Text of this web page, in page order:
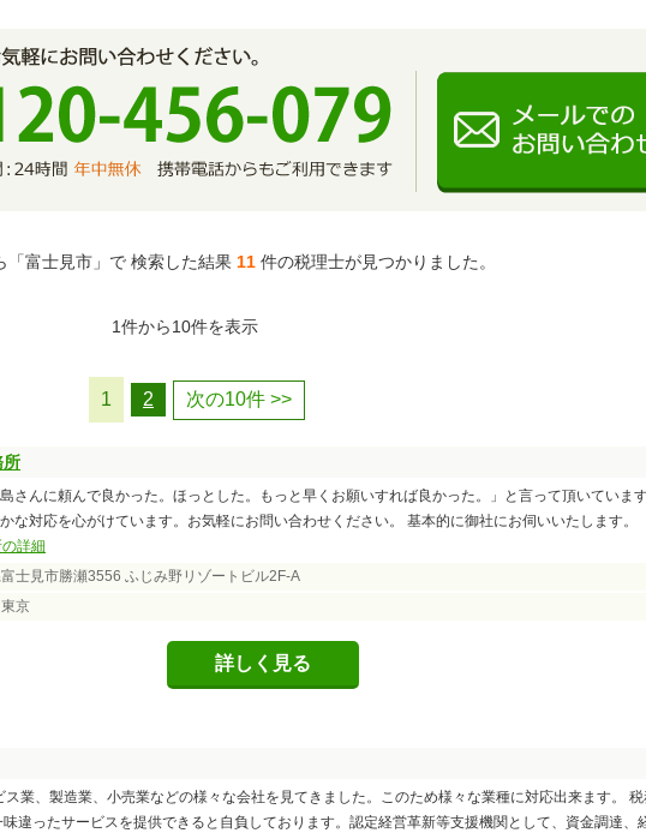
「富士見市」で 検索した結果 11 件の税理士が見つかりました。
1件から10件を表示
1 2 次の10件 >>
所
さんに頼んで良かった。ほっとした。もっと早くお願いすれば良かった。」と言って頂いていま
な対応を心がけています。お気軽にお問い合わせください。 基本的に御社にお伺いいたします。
詳細
士見市勝瀬3556 ふじみ野リゾートビル2F-A
京
詳しく見る
業、製造業、小売業などの様々な会社を見てきました。このため様々な業種に対応出来ます。
違ったサービスを提供できると自負しております。認定経営革新等支援機関として、資金調達、